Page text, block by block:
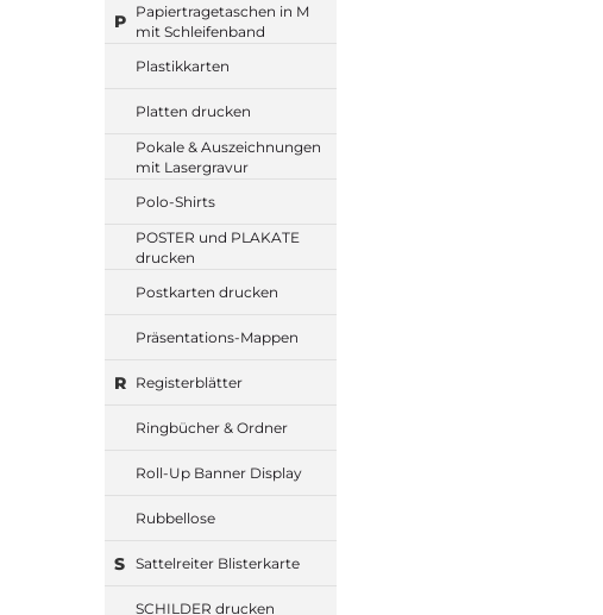
P Papiertragetaschen in M
mit Schleifenband
Plastikkarten
Platten drucken
Pokale & Auszeichnungen
mit Lasergravur
Polo-Shirts
POSTER und PLAKATE
drucken
Postkarten drucken
Präsentations-Mappen
R Registerblätter
Ringbücher & Ordner
Roll-Up Banner Display
Rubbellose
S Sattelreiter Blisterkarte
SCHILDER drucken